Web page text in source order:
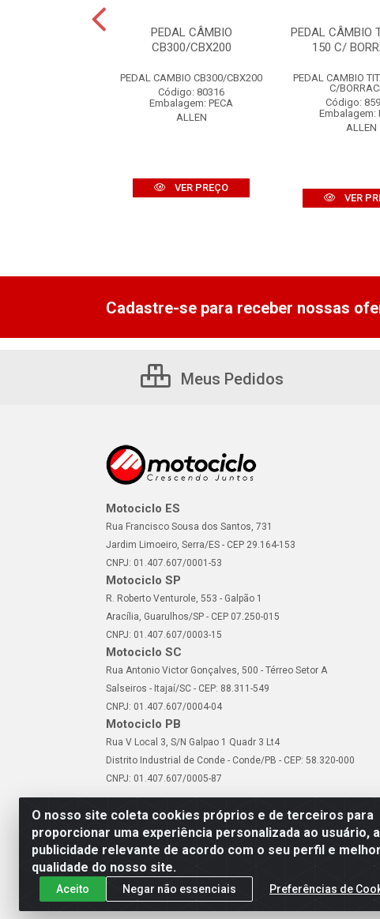
PEDAL CÂMBIO
CB300/CBX200
PEDAL CAMBIO CB300/CBX200
Código: 80316
Embalagem: PECA
ALLEN
VER PREÇO
PEDAL CÂMBIO
150 C/
PEDAL CAMBIO
C/
Código:
Embalagem:
ALLEN
VER
O nosso site coleta cookies próprios e de terceiros para
proporcionar uma experiência personalizada ao usuário,
publicidade relevante de acordo com o seu perfil e
qualidade do nosso site.
Aceito Negar não essenciais Preferências de
Cadastre-se para receber nossas
Meus Pedidos
Motociclo ES
Rua Francisco Sousa dos Santos, 731
Jardim Limoeiro, Serra/ES - CEP 29.164-153
CNPJ: 01.407.607/0001-53
Motociclo SP
R. Roberto Venturole, 553 - Galpão 1
Aracília, Guarulhos/SP - CEP 07.250-015
CNPJ: 01.407.607/0003-15
Motociclo SC
Rua Antonio Victor Gonçalves, 500 - Térreo Setor A
Salseiros - Itajaí/SC - CEP: 88.311-549
CNPJ: 01.407.607/0004-04
Motociclo PB
Rua V Local 3, S/N Galpao 1 Quadr 3 Lt4
Distrito Industrial de Conde - Conde/PB - CEP: 58.320-000
CNPJ: 01.407.607/0005-87
Motociclo - Rua Francisco